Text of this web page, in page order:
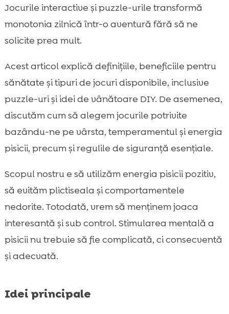
 Siguranță în joacă: ce evităm și cum
supraveghem corect
 Cum introducem un joc nou fără să ne
 Greșeli frecvente care blochează progresul
în jocurile de inteligență
 Rutina ideală: cât, când și cum ne jucăm
pentru rezultate reale
Semne că pisica noastră e suprastimulată
sau frustrată
Integrarea alimentației în joacă:
recompense sănătoase și porții controlate
Recomandări utile pentru noi: CricksyCat,
Jasper, Bill și Purrfect Life în rutina de zi cu zi
Concluzie
FAQ
Jocurile interactive și puzzle-urile transformă
monotonia zilnică într-o aventură fără să ne
solicite prea mult.
Acest articol explică definițiile, beneficiile pentru
sănătate și tipuri de jocuri disponibile, inclusive
puzzle-uri și idei de vânătoare DIY. De asemenea,
discutăm cum să alegem jocurile potrivite
bazându-ne pe vârsta, temperamentul și energia
pisicii, precum și regulile de siguranță esențiale.
Scopul nostru e să utilizăm energia pisicii pozitiv,
să evităm plictiseala și comportamentele
nedorite. Totodată, vrem să menținem joaca
interesantă și sub control. Stimularea mentală a
pisicii nu trebuie să fie complicată, ci consecventă
și adecvată.
Idei principale